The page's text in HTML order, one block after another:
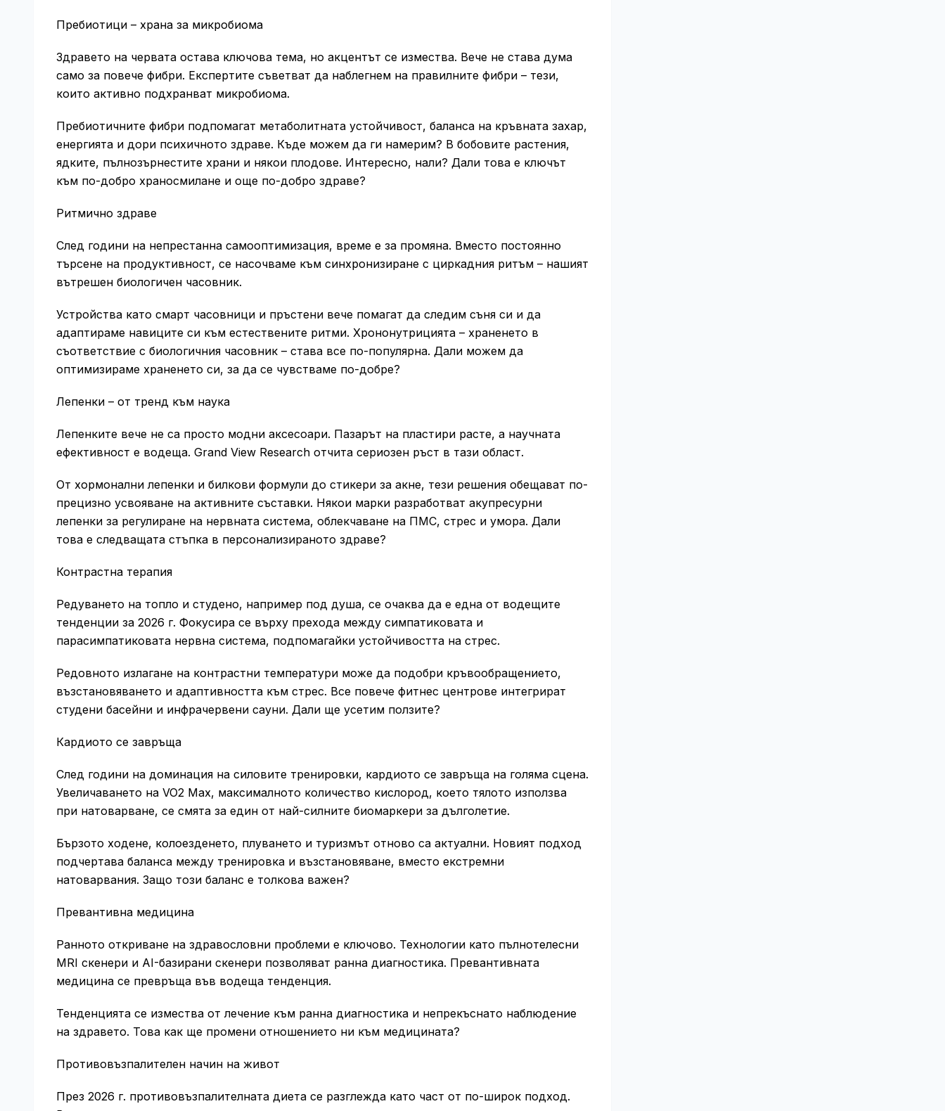
Пребиотици – храна за микробиома
Здравето на червата остава ключова тема, но акцентът се измества. Вече не става дума
само за повече фибри. Експертите съветват да наблегнем на правилните фибри – тези,
които активно подхранват микробиома.
Пребиотичните фибри подпомагат метаболитната устойчивост, баланса на кръвната захар,
енергията и дори психичното здраве. Къде можем да ги намерим? В бобовите растения,
ядките, пълнозърнестите храни и някои плодове. Интересно, нали? Дали това е ключът
към по-добро храносмилане и още по-добро здраве?
Ритмично здраве
След години на непрестанна самооптимизация, време е за промяна. Вместо постоянно
търсене на продуктивност, се насочваме към синхронизиране с циркадния ритъм – нашият
вътрешен биологичен часовник.
Устройства като смарт часовници и пръстени вече помагат да следим съня си и да
адаптираме навиците си към естествените ритми. Хрононутрицията – храненето в
съответствие с биологичния часовник – става все по-популярна. Дали можем да
оптимизираме храненето си, за да се чувстваме по-добре?
Лепенки – от тренд към наука
Лепенките вече не са просто модни аксесоари. Пазарът на пластири расте, а научната
ефективност е водеща. Grand View Research отчита сериозен ръст в тази област.
От хормонални лепенки и билкови формули до стикери за акне, тези решения обещават по-
прецизно усвояване на активните съставки. Някои марки разработват акупресурни
лепенки за регулиране на нервната система, облекчаване на ПМС, стрес и умора. Дали
това е следващата стъпка в персонализираното здраве?
Контрастна терапия
Редуването на топло и студено, например под душа, се очаква да е една от водещите
тенденции за 2026 г. Фокусира се върху прехода между симпатиковата и
парасимпатиковата нервна система, подпомагайки устойчивостта на стрес.
Редовното излагане на контрастни температури може да подобри кръвообращението,
възстановяването и адаптивността към стрес. Все повече фитнес центрове интегрират
студени басейни и инфрачервени сауни. Дали ще усетим ползите?
Кардиото се завръща
След години на доминация на силовите тренировки, кардиото се завръща на голяма сцена.
Увеличаването на VO2 Max, максималното количество кислород, което тялото използва
при натоварване, се смята за един от най-силните биомаркери за дълголетие.
Бързото ходене, колоезденето, плуването и туризмът отново са актуални. Новият подход
подчертава баланса между тренировка и възстановяване, вместо екстремни
натоварвания. Защо този баланс е толкова важен?
Превантивна медицина
Ранното откриване на здравословни проблеми е ключово. Технологии като пълнотелесни
MRI скенери и AI-базирани скенери позволяват ранна диагностика. Превантивната
медицина се превръща във водеща тенденция.
Тенденцията се измества от лечение към ранна диагностика и непрекъснато наблюдение
на здравето. Това как ще промени отношението ни към медицината?
Противовъзпалителен начин на живот
През 2026 г. противовъзпалителната диета се разглежда като част от по-широк подход.